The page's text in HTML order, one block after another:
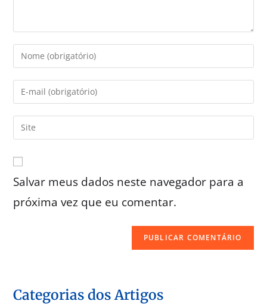
Salvar meus dados neste navegador para a
próxima vez que eu comentar.
Categorias dos Artigos